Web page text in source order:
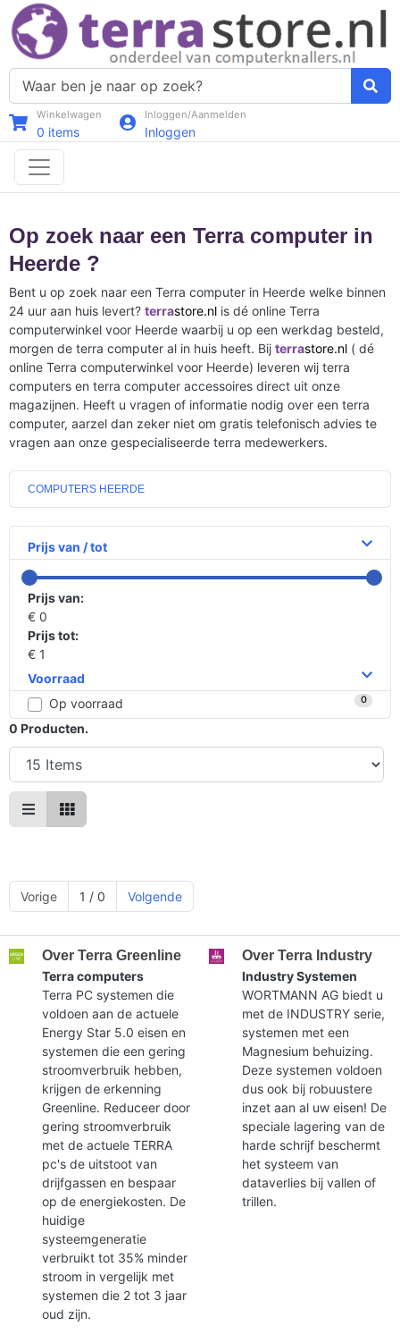
Winkelwagen
0 items
Inloggen/Aanmelden
Inloggen
Op zoek naar een Terra computer in
Heerde ?
Bent u op zoek naar een Terra computer in Heerde welke binnen
24 uur aan huis levert? terrastore.nl is dé online Terra
computerwinkel voor Heerde waarbij u op een werkdag besteld,
morgen de terra computer al in huis heeft. Bij terrastore.nl ( dé
online Terra computerwinkel voor Heerde) leveren wij terra
computers en terra computer accessoires direct uit onze
magazijnen. Heeft u vragen of informatie nodig over een terra
computer, aarzel dan zeker niet om gratis telefonisch advies te
vragen aan onze gespecialiseerde terra medewerkers.
COMPUTERS HEERDE
Prijs van / tot
Prijs van:
€ 0
Prijs tot:
€ 1
Voorraad
Op voorraad
0
0 Producten.
Vorige 1 / 0 Volgende
Over Terra Greenline
Terra computers
Terra PC systemen die
voldoen aan de actuele
Energy Star 5.0 eisen en
systemen die een gering
stroomverbruik hebben,
krijgen de erkenning
Greenline. Reduceer door
gering stroomverbruik
met de actuele TERRA
pc's de uitstoot van
drijfgassen en bespaar
op de energiekosten. De
huidige
systeemgeneratie
verbruikt tot 35% minder
stroom in vergelijk met
systemen die 2 tot 3 jaar
oud zijn.
Over Terra Industry
Industry Systemen
WORTMANN AG biedt u
met de INDUSTRY serie,
systemen met een
Magnesium behuizing.
Deze systemen voldoen
dus ook bij robuustere
inzet aan al uw eisen! De
speciale lagering van de
harde schrijf beschermt
het systeem van
dataverlies bij vallen of
trillen.